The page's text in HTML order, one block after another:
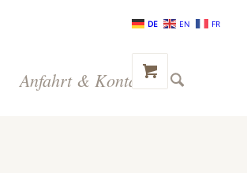
Anfahrt & Kontakt
DE EN FR